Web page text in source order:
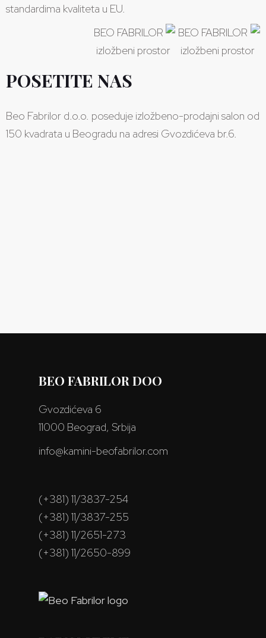
standardima kvaliteta u EU.
POSETITE NAS
Beo Fabrilor d.o.o. poseduje izložbeno-prodajni salon od
150 kvadrata u Beogradu na adresi Gvozdićeva br.6.
BEO FABRILOR DOO
Gvozdićeva 6
11000 Beograd, Srbija
info@kamini-beofabrilor.com
(+381) 11/3837-254
(+381) 11/3837-255
(+381) 11/2651-273
(+381) 11/2650-899